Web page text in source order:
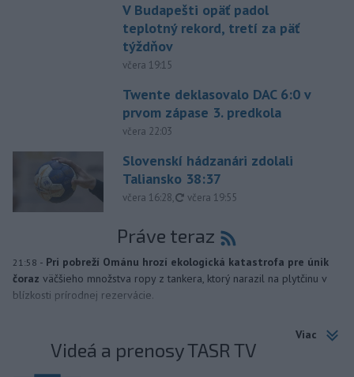
V Budapešti opäť padol
teplotný rekord, tretí za päť
týždňov
včera 19:15
Twente deklasovalo DAC 6:0 v
prvom zápase 3. predkola
včera 22:03
Slovenskí hádzanári zdolali
Taliansko 38:37
včera 16:28, aktualizované
včera 19:55
Práve teraz
21:58 - Pri pobreží Ománu hrozí ekologická katastrofa pre únik
čoraz väčšieho množstva ropy z tankera, ktorý narazil na plytčinu v
blízkosti prírodnej rezervácie.
Viac
Videá a prenosy TASR TV